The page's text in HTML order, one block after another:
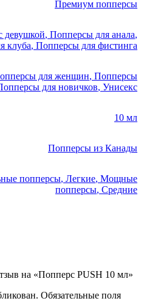
Премиум попперсы
девушкой, Попперсы для анала,
клуба, Попперсы для фистинга
для женщин, Попперсы
для новичков, Унисекс
10 мл
Попперсы из Канады
попперсы, Легкие, Мощные
попперсы, Средние
на «Попперс PUSH 10 мл»
Обязательные поля